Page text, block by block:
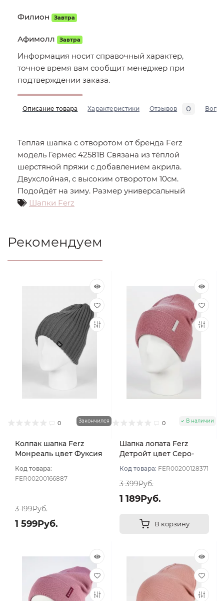
Филион Завтра
Афимолл Завтра
Информация носит справочный характер,
точное время вам сообщит менеджер при
подтверждении заказа.
Описание товара Характеристики Отзывов 0
Теплая шапка с отворотом от бренда Ferz
модель Гермес 42581В Связана из тёплой
шерстяной пряжи с добавлением акрила.
Двухслойная, с высоким отворотом 10см.
Подойдёт на зиму. Размер универсальный
Шапки Ferz
Рекомендуем
0 Закончился
Колпак шапка Ferz
Монреаль цвет Фуксия
Код товара:
FER00200166887
3 199Руб.
1 599Руб.
0 В наличии
Шапка лопата Ferz
Детройт цвет Серо-
Код товара: FER00200128371
3 399Руб.
1 189Руб.
В корзину